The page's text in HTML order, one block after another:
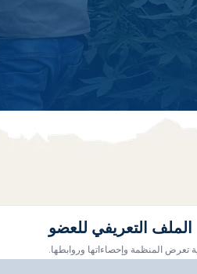
الملف التعريفي للعضو
تعرض المنظمة وإحصاءاتها وروابطها.